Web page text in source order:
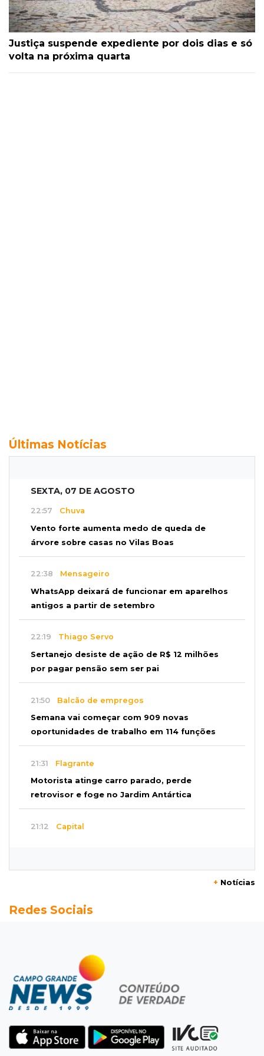
Justiça suspende expediente por dois dias e só
volta na próxima quarta
Últimas Notícias
SEXTA, 07 DE AGOSTO
22:57 Chuva
Vento forte aumenta medo de queda de
árvore sobre casas no Vilas Boas
22:38 Mensageiro
WhatsApp deixará de funcionar em aparelhos
antigos a partir de setembro
22:19 Thiago Servo
Sertanejo desiste de ação de R$ 12 milhões
por pagar pensão sem ser pai
21:50 Balcão de empregos
Semana vai começar com 909 novas
oportunidades de trabalho em 114 funções
21:31 Flagrante
Motorista atinge carro parado, perde
retrovisor e foge no Jardim Antártica
21:12 Capital
Ventania adia Botafogo x Fluminense pelo
Veja as dezenas de hoje na Dupla Sena,
Lotomania, Quina e mais
Fiscalização apreende remédios de farmácia
ligada a laboratório ilegal
+ Notícias
Redes Sociais